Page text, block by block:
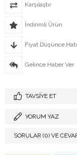
Karşılaştır
İndirimli Ürün
Fiyat Düşünce
Gelince Haber Ver
TAVSIYE ET
YORUM YAZ
SORULAR (0) VE